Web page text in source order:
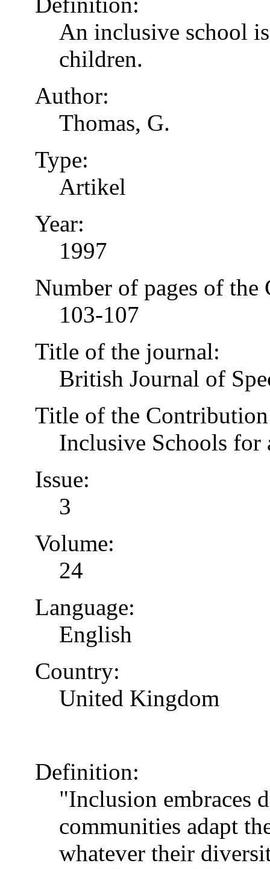
An inclusive school
children.
Author:
Thomas, G.
Type:
Artikel
Year:
1997
Number of pages of
103-107
Title of the journal:
British Journal of
Title of the
Inclusive Schools for
Issue:
3
Volume:
24
Language:
English
Country:
United Kingdom
Definition:
"Inclusion embraces
communities adapt
whatever their